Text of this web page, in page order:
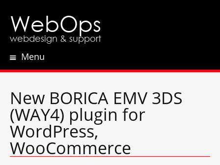
WebOps
webdesign & support
Menu
New BORICA EMV 3DS
(WAY4) plugin for
WordPress,
WooCommerce